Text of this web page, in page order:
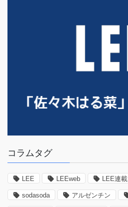
コラムタグ
LEE LEEweb LEE連載
sodasoda アルゼンチン